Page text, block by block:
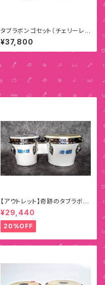
タブラボンゴセット（チェリーレッ
ド）
¥37,800
【アウトレット】奇跡のタブラボン
ゴ（ホワイト）
¥29,440
20%OFF